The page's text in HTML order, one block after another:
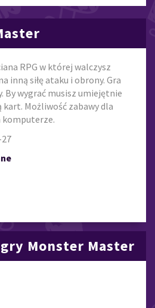
RPG w której walczysz
inną siłę ataku i obrony. Gra
By wygrać musisz umiejętnie
Możliwość zabawy dla
komputerze.
Monster Master